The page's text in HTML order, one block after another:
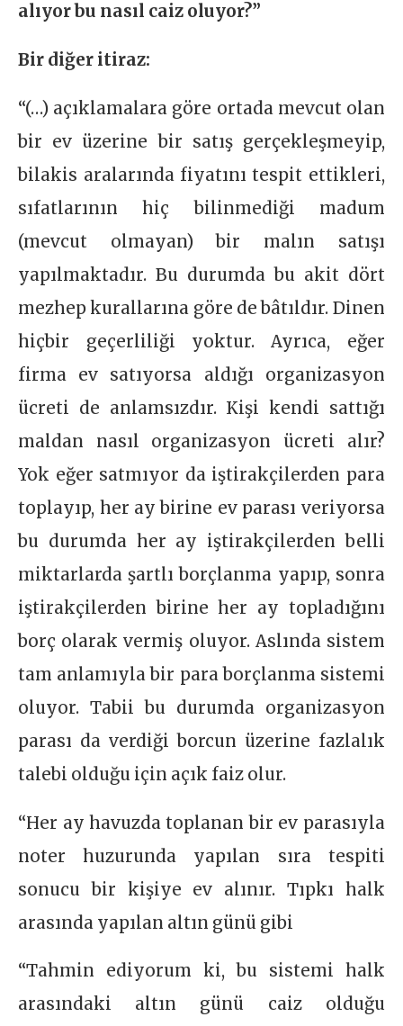
alıyor bu nasıl caiz oluyor?”
Bir diğer itiraz:
“(…) açıklamalara göre ortada mevcut olan
bir ev üzerine bir satış gerçekleşmeyip,
bilakis aralarında fiyatını tespit ettikleri,
sıfatlarının hiç bilinmediği madum
(mevcut olmayan) bir malın satışı
yapılmaktadır. Bu durumda bu akit dört
mezhep kurallarına göre de bâtıldır. Dinen
hiçbir geçerliliği yoktur. Ayrıca, eğer
firma ev satıyorsa aldığı organizasyon
ücreti de anlamsızdır. Kişi kendi sattığı
maldan nasıl organizasyon ücreti alır?
Yok eğer satmıyor da iştirakçilerden para
toplayıp, her ay birine ev parası veriyorsa
bu durumda her ay iştirakçilerden belli
miktarlarda şartlı borçlanma yapıp, sonra
iştirakçilerden birine her ay topladığını
borç olarak vermiş oluyor. Aslında sistem
tam anlamıyla bir para borçlanma sistemi
oluyor. Tabii bu durumda organizasyon
parası da verdiği borcun üzerine fazlalık
talebi olduğu için açık faiz olur.
“Her ay havuzda toplanan bir ev parasıyla
noter huzurunda yapılan sıra tespiti
sonucu bir kişiye ev alınır. Tıpkı halk
arasında yapılan altın günü gibi
“Tahmin ediyorum ki, bu sistemi halk
arasındaki altın günü caiz olduğu